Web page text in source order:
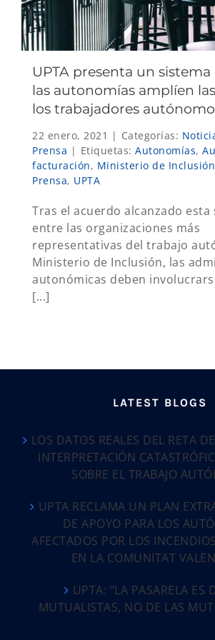
UPTA presenta un
las autonomías amplíen
los trabajadores
22 enero, 2021 | Categorías:
Prensa | Etiquetas: Autonomías,
facturación, Ministerio de Inclusión
Prensa, UPTA
Tras el acuerdo alcanzado esta
entre las organizaciones más
representativas del trabajo
Ministerio de Inclusión, las
autonómicas deben
[...]
LATEST BLOGS
LOS DATOS REALES DEL RETA
INTERPRETACIÓN
SOBRE EL TRABAJO
UPTA RECLAMA UN PLAN
DE APOYO PARA LOS
AFECTADOS POR LOS
EN LA COMUNITAT
UPTA: “LA PASARELA ES
MUTUALISTAS, NO DE LAS